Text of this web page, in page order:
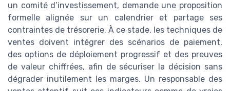
un comité d’investissement, demande une proposition
formelle alignée sur un calendrier et partage ses
contraintes de trésorerie. À ce stade, les techniques de
ventes doivent intégrer des scénarios de paiement,
des options de déploiement progressif et des preuves
de valeur chiffrées, afin de sécuriser la décision sans
dégrader inutilement les marges. Un responsable des